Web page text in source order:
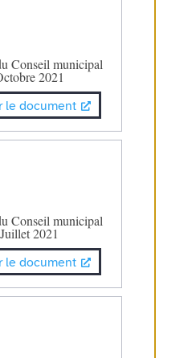
Conseil municipal
2021
le document
Conseil municipal
2021
le document